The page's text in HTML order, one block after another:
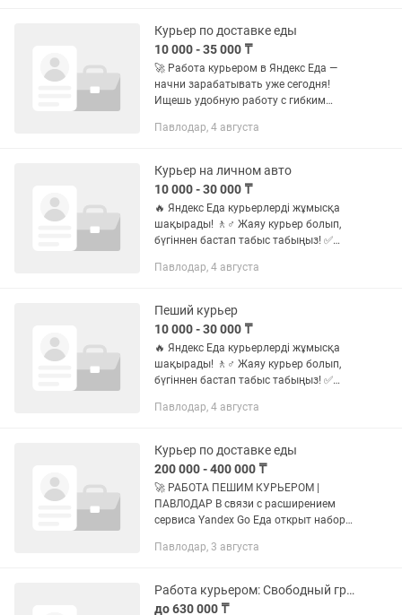
Курьер по доставке еды
10 000 - 35 000 ₸
🚀 Работа курьером в Яндекс Еда —
начни зарабатывать уже сегодня!
Ищешь удобную работу с гибким
зарабатывай на своих условиях. 💰
заказов...
Павлодар, 4 августа
Курьер на личном авто
10 000 - 30 000 ₸
🔥 Яндекс Еда курьерлерді жұмысқа
шақырады! 🚶♂️ Жаяу курьер болып,
бүгіннен бастап табыс табыңыз! ✅
кестесі ✅ Өзіңізге ыңғайлы аудан мен
Павлодар, 4 августа
Пеший курьер
10 000 - 30 000 ₸
🔥 Яндекс Еда курьерлерді жұмысқа
шақырады! 🚶♂️ Жаяу курьер болып,
бүгіннен бастап табыс табыңыз! ✅
кестесі ✅ Өзіңізге ыңғайлы аудан мен
Павлодар, 4 августа
Курьер по доставке еды
200 000 - 400 000 ₸
🚀 РАБОТА ПЕШИМ КУРЬЕРОМ |
ПАВЛОДАР В связи с расширением
сервиса Yandex Go Еда открыт набор
Если вы хотите получать
самостоятельно выбирать...
Павлодар, 3 августа
Работа курьером: Свободный график Выплаты каждую неделю!
до 630 000 ₸